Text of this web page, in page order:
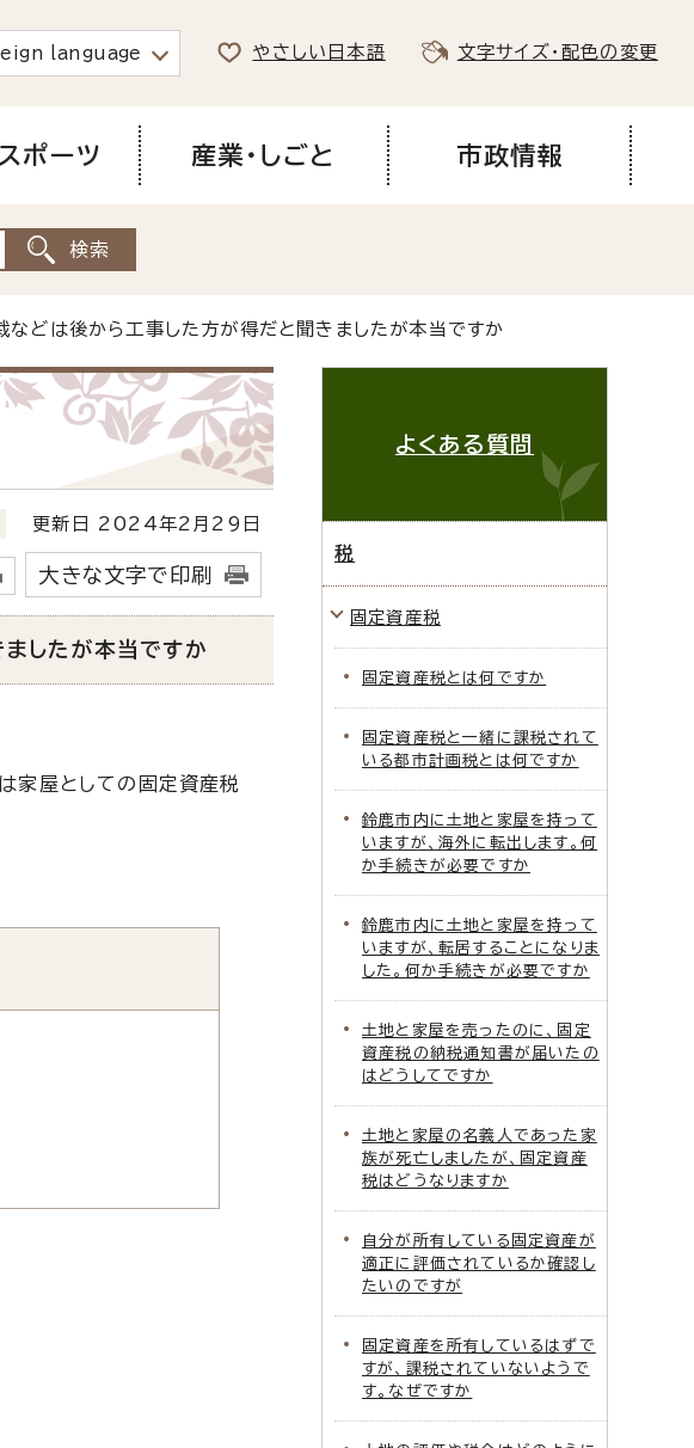
language やさしい日本語 文字サイズ・配色の変更
ポーツ 産業・しごと 市政情報
などは後から工事した方が得だと聞きましたが本当ですか
更新日 2024年2月29日
大きな文字で印刷
したが本当ですか
家屋としての固定資産税
よくある質問
税
固定資産税
固定資産税とは何ですか
固定資産税と一緒に課税されて
いる都市計画税とは何ですか
鈴鹿市内に土地と家屋を持って
いますが、海外に転出します。何
か手続きが必要ですか
鈴鹿市内に土地と家屋を持って
いますが、転居することになりま
した。何か手続きが必要ですか
土地と家屋を売ったのに、固定
資産税の納税通知書が届いたの
はどうしてですか
土地と家屋の名義人であった家
族が死亡しましたが、固定資産
税はどうなりますか
自分が所有している固定資産が
適正に評価されているか確認し
たいのですが
固定資産を所有しているはずで
すが、課税されていないようで
す。なぜですか